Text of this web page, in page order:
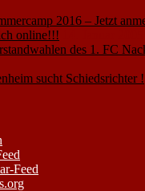
2016 – Jetzt
online!!!
des 1. FC
sucht Schiedsrichter !
Feed